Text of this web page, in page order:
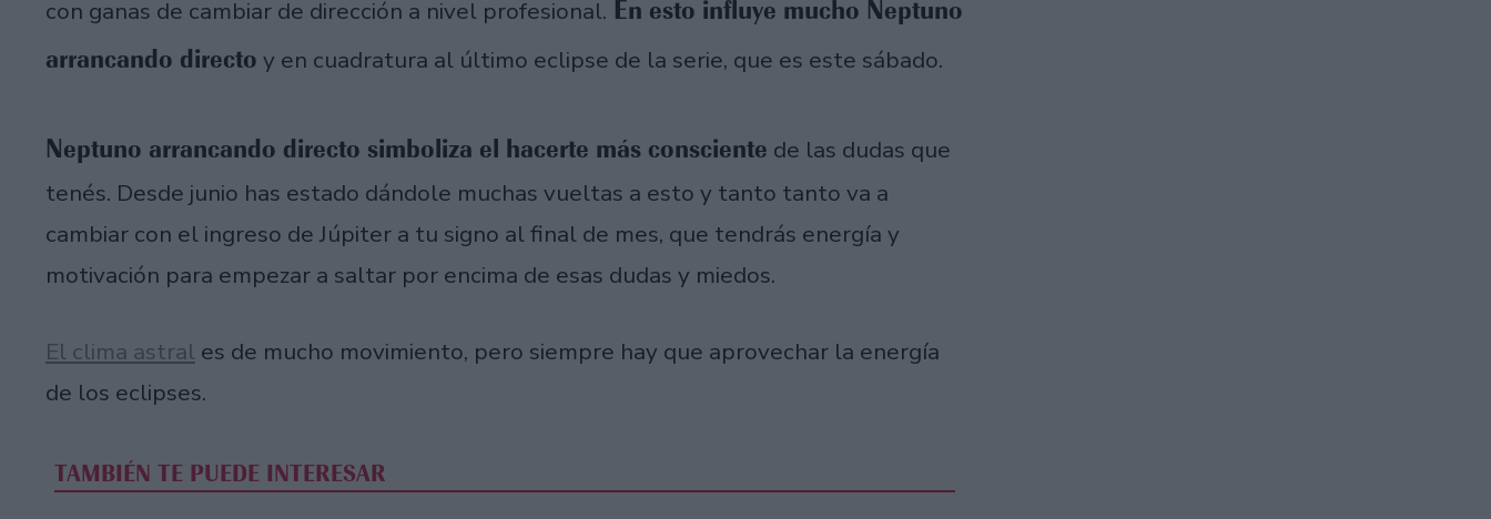
con ganas de cambiar de dirección a nivel profesional. En esto influye mucho Neptuno
arrancando directo y en cuadratura al último eclipse de la serie, que es este sábado.
Neptuno arrancando directo simboliza el hacerte más consciente de las dudas que
tenés. Desde junio has estado dándole muchas vueltas a esto y tanto tanto va a
cambiar con el ingreso de Júpiter a tu signo al final de mes, que tendrás energía y
motivación para empezar a saltar por encima de esas dudas y miedos.
El clima astral es de mucho movimiento, pero siempre hay que aprovechar la energía
de los eclipses.
TAMBIÉN TE PUEDE INTERESAR